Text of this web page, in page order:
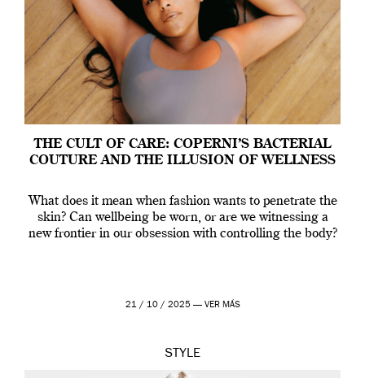
THE CULT OF CARE: COPERNI’S BACTERIAL
COUTURE AND THE ILLUSION OF WELLNESS
What does it mean when fashion wants to penetrate the
skin? Can wellbeing be worn, or are we witnessing a
new frontier in our obsession with controlling the body?
21 / 10 / 2025 — VER MÁS
STYLE